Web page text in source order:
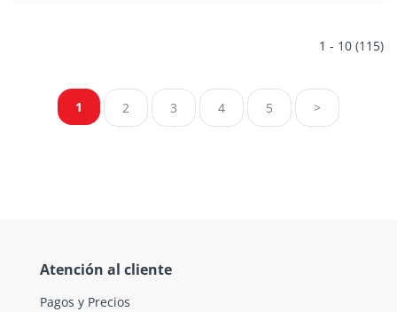
1 - 10 (115)
1 2 3 4 5 >
Atención al cliente
Pagos y Precios